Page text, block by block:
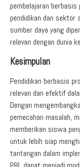
pembelajaran
pendidikan dan
sumber daya yang
relevan dengan dunia
Kesimpulan
Pendidikan berbasis
relevan dan efektif
Dengan
pemecahan masalah,
memberikan siswa
untuk lebih siap
tantangan dalam